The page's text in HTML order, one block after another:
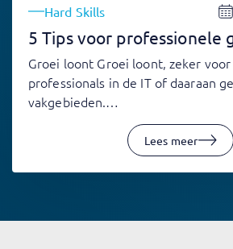
Hard Skills
5 Tips voor professionele
Groei loont Groei loont, zeker
professionals in de IT of daaraan
vakgebieden.…
Lees meer